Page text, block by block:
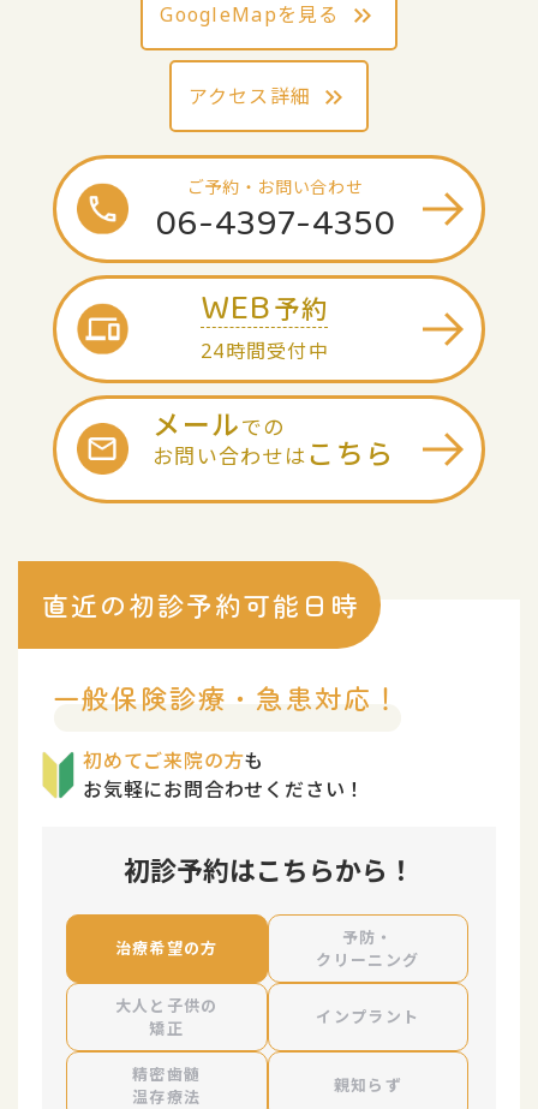
GoogleMapを見る
アクセス詳細
ご予約・お問い合わせ
06-4397-4350
WEB予約
24時間受付中
メールでの
お問い合わせはこちら
直近の初診予約可能日時
一般保険診療・急患対応！
初めてご来院の方も
お気軽にお問合わせください！
初診予約はこちらから！
治療希望の方
予防・
クリーニング
大人と子供の
矯正
インプラント
精密歯髄
温存療法
親知らず